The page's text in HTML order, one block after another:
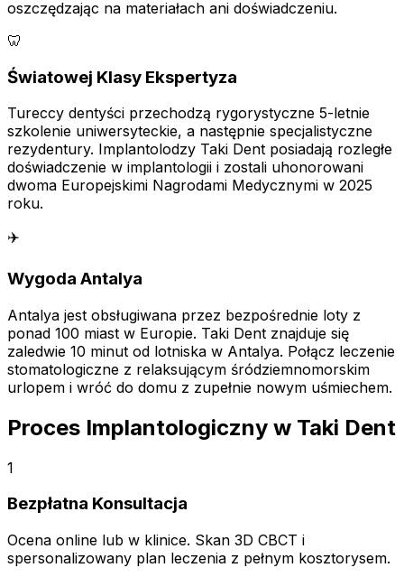
oszczędzając na materiałach ani doświadczeniu.
🦷
Światowej Klasy Ekspertyza
Tureccy dentyści przechodzą rygorystyczne 5-letnie
szkolenie uniwersyteckie, a następnie specjalistyczne
rezydentury. Implantolodzy Taki Dent posiadają rozległe
doświadczenie w implantologii i zostali uhonorowani
dwoma Europejskimi Nagrodami Medycznymi w 2025
roku.
✈️
Wygoda Antalya
Antalya jest obsługiwana przez bezpośrednie loty z
ponad 100 miast w Europie. Taki Dent znajduje się
zaledwie 10 minut od lotniska w Antalya. Połącz leczenie
stomatologiczne z relaksującym śródziemnomorskim
urlopem i wróć do domu z zupełnie nowym uśmiechem.
Proces Implantologiczny w Taki Dent
1
Bezpłatna Konsultacja
Ocena online lub w klinice. Skan 3D CBCT i
spersonalizowany plan leczenia z pełnym kosztorysem.